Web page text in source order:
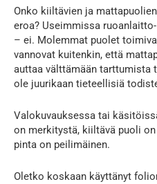
Onko kiiltävien ja
eroa? Useimmissa
– ei. Molemmat puolet
vannovat kuitenkin, että
auttaa välttämään tarttumista
ole juurikaan tieteellisiä
Valokuvauksessa tai
on merkitystä, kiiltävä puoli
pinta on peilimäinen.
Oletko koskaan käyttänyt